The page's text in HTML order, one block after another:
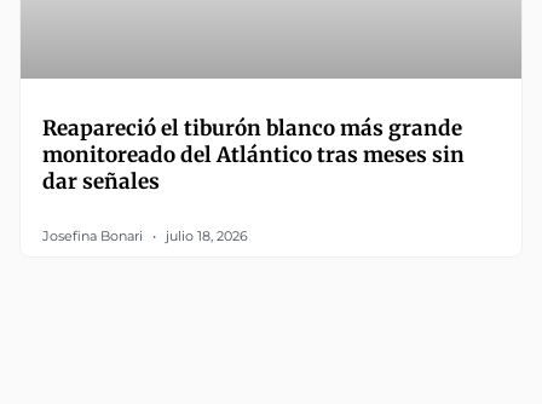
Reapareció el tiburón blanco más grande
monitoreado del Atlántico tras meses sin
dar señales
Josefina Bonari julio 18, 2026